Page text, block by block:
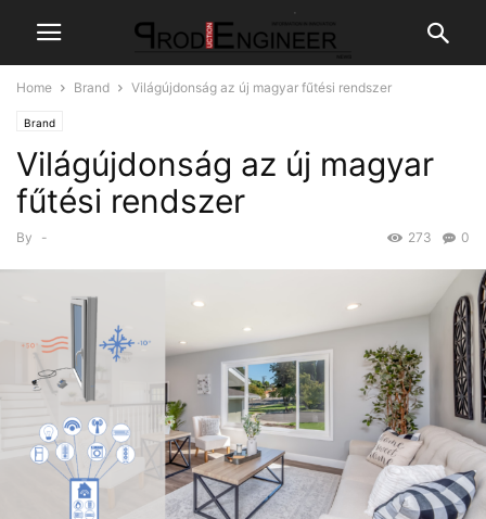
Home Brand Világújdonság az új magyar fűtési rendszer
Brand
Világújdonság az új magyar
fűtési rendszer
By - 0
273